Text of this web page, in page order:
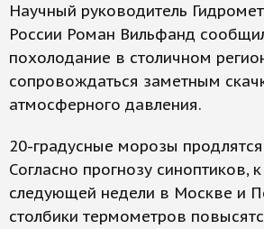
Научный руководитель
России Роман Вильфанд
похолодание в столичном
сопровождаться заметным
атмосферного давления.
20-градусные морозы
Согласно прогнозу синоптиков,
следующей недели в Москве и
столбики термометров